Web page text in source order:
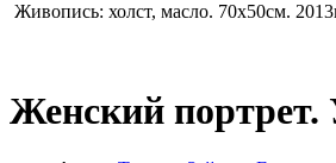
Живопись: холст, масло. 70х50см.
Женский